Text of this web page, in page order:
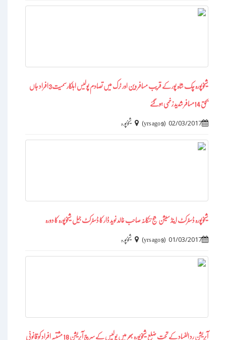
شیخوپورہ چک شاہ پور کے قریب مسافر وین اور ٹرک میں تصادم پولیس اہلکارسمیت3افراد جاں
بحق 14مسافر شدید زخمی ہوگئے
02/03/2017
(
9 yrs ago
) شیخوپورہ
شیخوپورہ ڈسٹرکٹ اینڈ سیشن جج ننکانہ صاحب خالد نوید ڈار کا ڈسٹرکٹ جیل شیخوپورہ کا دورہ
01/03/2017
(
9 yrs ago
) شیخوپورہ
آپریشن رد الفساد کے تحت ضلع شیخوپورہ بھر میں پولیس کے سرچ آپریشن 18 مشتبہ افراد کو قانونی